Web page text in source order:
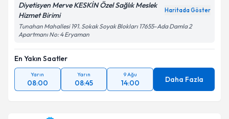
Diyetisyen Merve KESKİN Özel Sağlık Meslek
Hizmet Birimi
Haritada Göster
Tunahan Mahallesi 191. Sokak Soyak Blokları 17655-Ada Damla 2
Apartmanı No: 4 Eryaman
En Yakın Saatler
Yarın
08:00
Yarın
08:45
9 Ağu
14:00 Daha Fazla